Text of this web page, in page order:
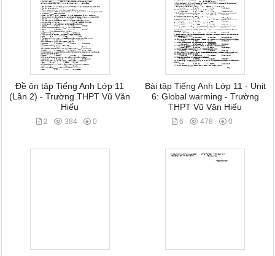
Đề ôn tập Tiếng Anh Lớp 11
(Lần 2) - Trường THPT Vũ Văn
Hiếu
2 384 0
Bài tập Tiếng Anh Lớp 11 - Unit
6: Global warming - Trường
THPT Vũ Văn Hiếu
6 478 0